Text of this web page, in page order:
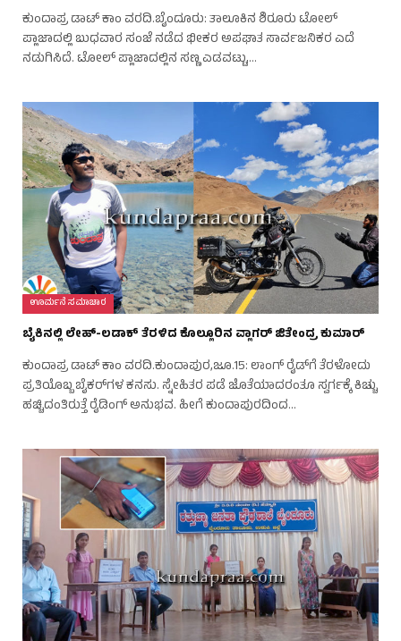
ಕುಂದಾಪ್ರ ಡಾಟ್ ಕಾಂ ವರದಿ.ಬೈಂದೂರು: ತಾಲೂಕಿನ ಶಿರೂರು ಟೋಲ್
ಪ್ಲಾಜಾದಲ್ಲಿ ಬುಧವಾರ ಸಂಜೆ ನಡೆದ ಭೀಕರ ಅಪಘಾತ ಸಾರ್ವಜನಿಕರ ಎದೆ
ನಡುಗಿಸಿದೆ. ಟೋಲ್ ಪ್ಲಾಜಾದಲ್ಲಿನ ಸಣ್ಣ ಎಡವಟ್ಟು,…
ಊರ್ಮನೆ ಸಮಾಚಾರ
ಬೈಕಿನಲ್ಲಿ ಲೇಹ್-ಲಡಾಕ್ ತೆರಳಿದ ಕೊಲ್ಲೂರಿನ ವ್ಲಾಗರ್ ಜಿತೇಂದ್ರ ಕುಮಾರ್
ಕುಂದಾಪ್ರ ಡಾಟ್ ಕಾಂ ವರದಿ.ಕುಂದಾಪುರ,ಜೂ.15: ಲಾಂಗ್ ರೈಡ್‌ಗೆ ತೆರಳೋದು
ಪ್ರತಿಯೊಬ್ಬ ಬೈಕರ್‌ಗಳ ಕನಸು. ಸ್ನೇಹಿತರ ಪಡೆ ಜೊತೆಯಾದರಂತೂ ಸ್ವರ್ಗಕ್ಕೆ ಕಿಚ್ಚು
ಹಚ್ಚಿದಂತಿರುತ್ತೆ ರೈಡಿಂಗ್ ಅನುಭವ. ಹೀಗೆ ಕುಂದಾಪುರದಿಂದ…